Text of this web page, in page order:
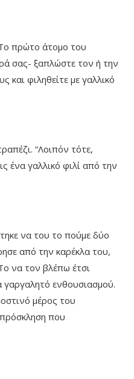
πρώτο άτομο του
σας- ξαπλώστε τον ή την
και φιληθείτε με γαλλικό
“Λοιπόν τότε,
ένα γαλλικό φιλί από την
να του το πούμε δύο
από την καρέκλα του,
να τον βλέπω έτσι
ενθουσιασμού.
μέρος του
που